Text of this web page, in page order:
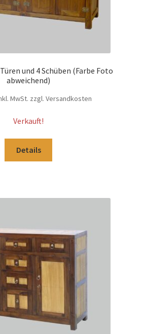
und 4 Schüben (Farbe Foto
abweichend)
MwSt. zzgl. Versandkosten
Verkauft!
Details